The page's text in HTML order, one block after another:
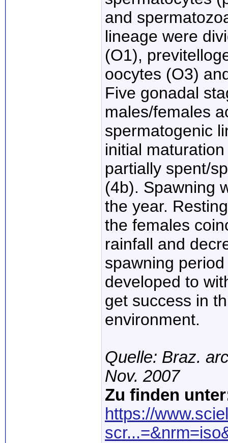
and
lineage were
(O1),
oocytes (O3)
Five gonadal
males/females
spermatogenic
initial
partially spent/
(4b). Spawning
the year.
the females
rainfall and
spawning
developed to
get success in
environment.
Quelle: Braz.
Nov. 2007
Zu finden
https://